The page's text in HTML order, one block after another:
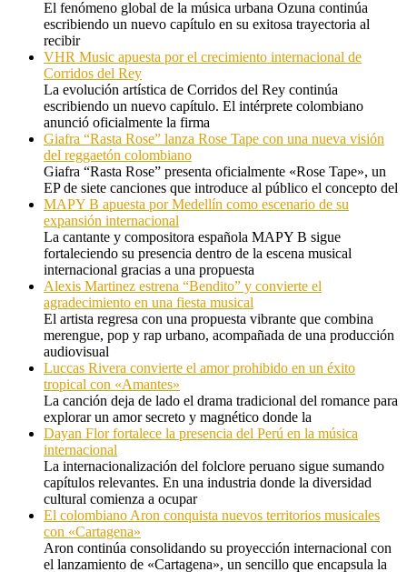
El fenómeno global de la música urbana Ozuna continúa
escribiendo un nuevo capítulo en su exitosa trayectoria al
recibir
VHR Music apuesta por el crecimiento internacional de
Corridos del Rey
La evolución artística de Corridos del Rey continúa
escribiendo un nuevo capítulo. El intérprete colombiano
anunció oficialmente la firma
Giafra “Rasta Rose” lanza Rose Tape con una nueva visión
del reggaetón colombiano
Giafra “Rasta Rose” presenta oficialmente «Rose Tape», un
EP de siete canciones que introduce al público el concepto del
MAPY B apuesta por Medellín como escenario de su
expansión internacional
La cantante y compositora española MAPY B sigue
fortaleciendo su presencia dentro de la escena musical
internacional gracias a una propuesta
Alexis Martinez estrena “Bendito” y convierte el
agradecimiento en una fiesta musical
El artista regresa con una propuesta vibrante que combina
merengue, pop y rap urbano, acompañada de una producción
audiovisual
Luccas Rivera convierte el amor prohibido en un éxito
tropical con «Amantes»
La canción deja de lado el drama tradicional del romance para
explorar un amor secreto y magnético donde la
Dayan Flor fortalece la presencia del Perú en la música
internacional
La internacionalización del folclore peruano sigue sumando
capítulos relevantes. En una industria donde la diversidad
cultural comienza a ocupar
El colombiano Aron conquista nuevos territorios musicales
con «Cartagena»
Aron continúa consolidando su proyección internacional con
el lanzamiento de «Cartagena», un sencillo que encapsula la